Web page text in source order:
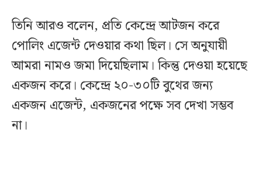
তিনি আরও বলেন, প্রতি কেন্দ্রে আটজন করে
পোলিং এজেন্ট দেওয়ার কথা ছিল। সে অনুযায়ী
আমরা নামও জমা দিয়েছিলাম। কিন্তু দেওয়া হয়েছে
একজন করে। কেন্দ্রে ২০-৩০টি বুথের জন্য
একজন এজেন্ট, একজনের পক্ষে সব দেখা সম্ভব
না।